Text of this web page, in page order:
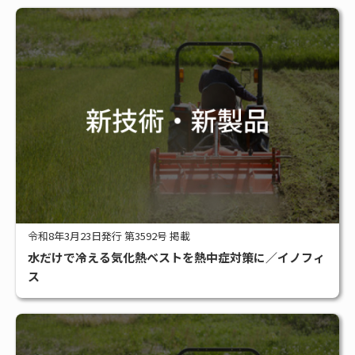
令和8年3月23日発行 第3592号 掲載
水だけで冷える気化熱ベストを熱中症対策に／イノフィ
ス